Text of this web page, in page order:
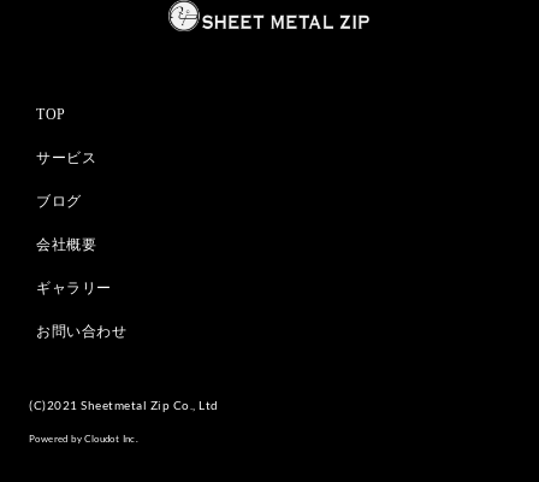
TOP
サービス
ブログ
会社概要
ギャラリー
お問い合わせ
(C)2021 Sheetmetal Zip Co., Ltd
Powered by Cloudot Inc.